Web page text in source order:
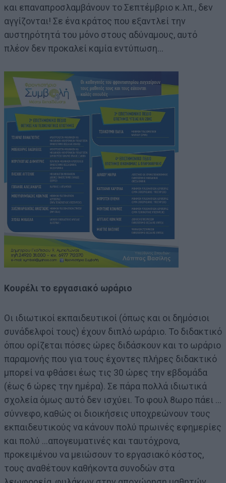
και επαναπροσλαμβάνουν το Σεπτέμβριο κ.λπ., δεν
αγγίζονται! Σε ένα κράτος που εξαντλεί την
αυστηρότητά του μόνο στους αδύναμους, αυτό
πλέον δεν προκαλεί καμία εντύπωση…
Κουρέλι το εργασιακό ωράριο
Οι ιδιωτικοί εκπαιδευτικοί (όπως και οι δημόσιοι
συνάδελφοί τους) έχουν διπλό ωράριο. Το διδακτικό
όπου ορίζεται πόσες ώρες διδάσκουν και το ωράριο
παραμονής που για τους έχοντες πλήρες διδακτικό
μπορεί να φθάσει έως τις 30 ώρες την εβδομάδα
(έως 6 ώρες την ημέρα). Σε πάρα πολλά ιδιωτικά
σχολεία όμως αυτό δεν ισχύει. Το φουλ 8ωρο πάει …
σύννεφο, καθώς οι διοικήσεις υποχρεώνουν τους
εκπαιδευτικούς να κάνουν πολύ πρωινές εφημερίες
και πολύ …απογευματινές και ταυτόχρονα,
προκειμένου να μειώσουν το εργασιακό κόστος,
τους αναθέτουν καθήκοντα συνοδών στα